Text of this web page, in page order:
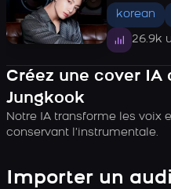
korean
26.9k
Créez une cover IA
Jungkook
Notre IA transforme les voix
conservant l’instrumentale.
Importer un